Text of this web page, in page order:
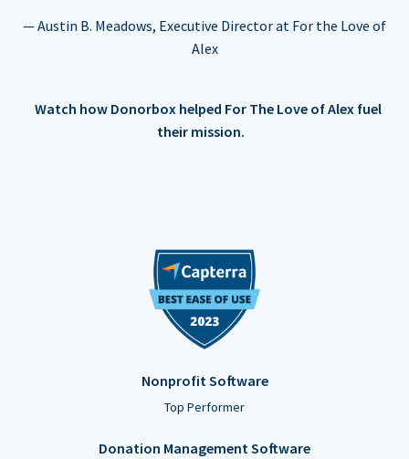
— Austin B. Meadows, Executive Director at For the Love of
Alex
Watch how Donorbox helped For The Love of Alex fuel
their mission.
Nonprofit Software
Top Performer
Donation Management Software